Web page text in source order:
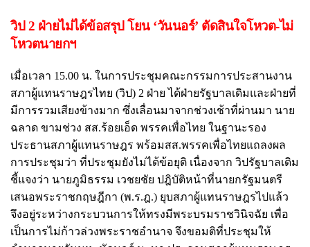
วิป 2 ฝ่ายไม่ได้ข้อสรุป โยน ‘วันนอร์’ ตัดสินใจโหวต-ไม่
โหวตนายกฯ
เมื่อเวลา 15.00 น. ในการประชุมคณะกรรมการประสานงาน
สภาผู้แทนราษฎรไทย (วิป) 2 ฝ่าย ได้ฝ่ายรัฐบาลเดิมและฝ่ายที่
มีการรวมเสียงข้างมาก ซึ่งเลื่อนมาจากช่วงเช้าที่ผ่านมา นาย
ฉลาด ขามช่วง สส.ร้อยเอ็ด พรรคเพื่อไทย ในฐานะรอง
ประธานสภาผู้แทนราษฎร พร้อมสส.พรรคเพื่อไทยแถลงผล
การประชุมว่า ที่ประชุมยังไม่ได้ข้อยุติ เนื่องจาก วิปรัฐบาลเดิม
ชี้แจงว่า นายภูมิธรรม เวชยชัย ปฎิบัติหน้าที่นายกรัฐมนตรี
เสนอพระราชกฤษฎีกา (พ.ร.ฎ.) ยุบสภาผู้แทนราษฎรไปแล้ว
จึงอยู่ระหว่างกระบวนการให้ทรงมีพระบรมราชวินิจฉัย เพื่อ
เป็นการไม่ก้าวล่วงพระราชอำนาจ จึงขอมติที่ประชุมให้